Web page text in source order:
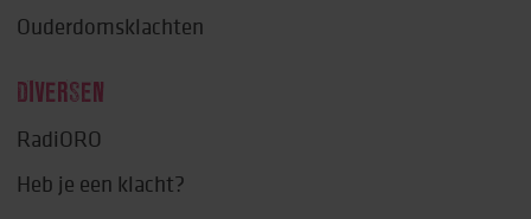
Ouderdomsklachten
DIVERSEN
RadiORO
Heb je een klacht?